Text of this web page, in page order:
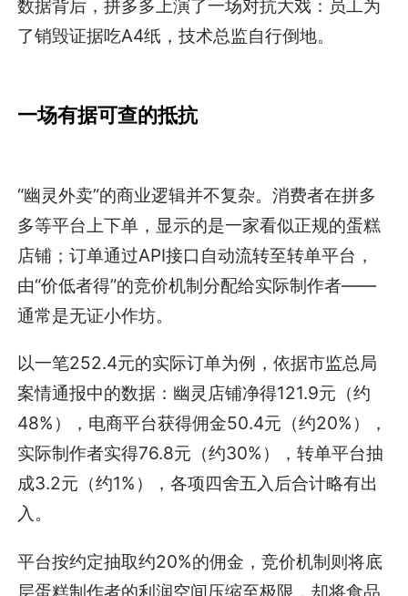
数据背后，拼多多上演了一场对抗大戏：员工为
了销毁证据吃A4纸，技术总监自行倒地。
一场有据可查的抵抗
“幽灵外卖”的商业逻辑并不复杂。消费者在拼多
多等平台上下单，显示的是一家看似正规的蛋糕
店铺；订单通过API接口自动流转至转单平台，
由“价低者得”的竞价机制分配给实际制作者——
通常是无证小作坊。
以一笔252.4元的实际订单为例，依据市监总局
案情通报中的数据：幽灵店铺净得121.9元（约
48%），电商平台获得佣金50.4元（约20%），
实际制作者实得76.8元（约30%），转单平台抽
成3.2元（约1%），各项四舍五入后合计略有出
入。
平台按约定抽取约20%的佣金，竞价机制则将底
层蛋糕制作者的利润空间压缩至极限，却将食品